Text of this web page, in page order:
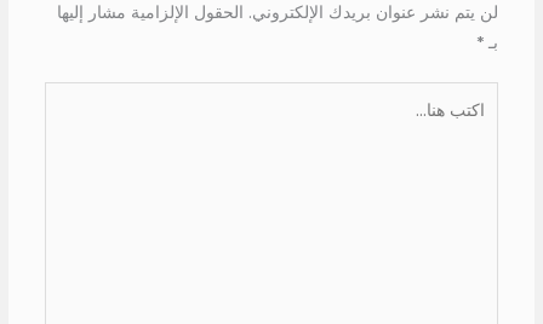
لن يتم نشر عنوان بريدك الإلكتروني. الحقول الإلزامية مشار إليها
بـ *